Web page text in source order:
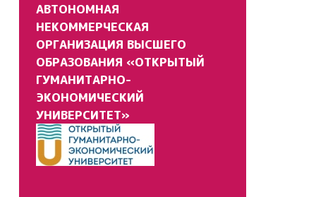
АВТОНОМНАЯ
НЕКОММЕРЧЕСКАЯ
ОРГАНИЗАЦИЯ ВЫСШЕГО
ОБРАЗОВАНИЯ «ОТКРЫТЫЙ
ГУМАНИТАРНО-
ЭКОНОМИЧЕСКИЙ
УНИВЕРСИТЕТ»